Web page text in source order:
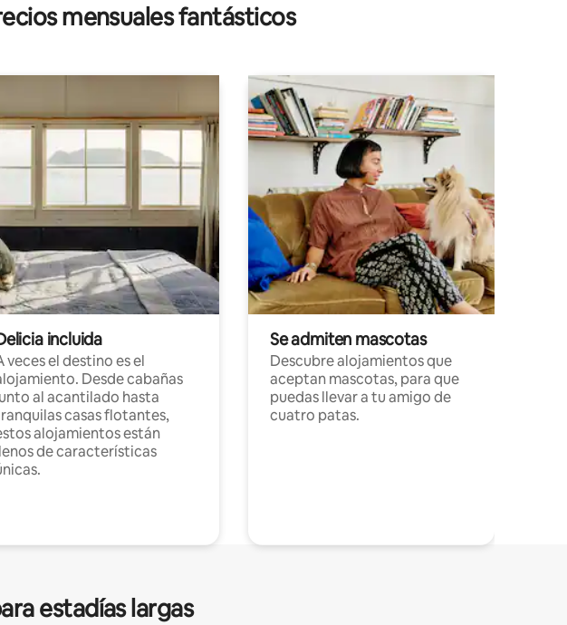
mensuales fantásticos
incluida
veces el destino es el
Desde cabañas
al acantilado hasta
casas flotantes,
alojamientos están
de características
Se admiten mascotas
Descubre alojamientos que
aceptan mascotas, para que
puedas llevar a tu amigo de
cuatro patas.
estadías largas